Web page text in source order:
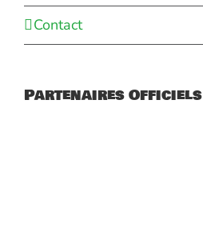
Contact
Partenaires Officiels